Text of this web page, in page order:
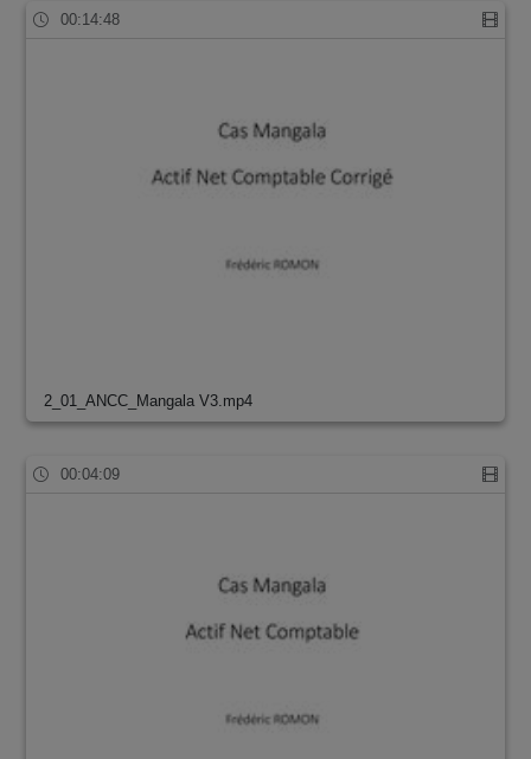
00:14:48
2_01_ANCC_Mangala V3.mp4
00:04:09